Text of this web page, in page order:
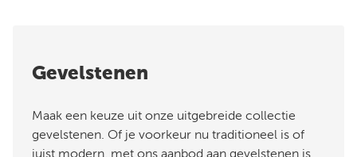
Gevelstenen
Maak een keuze uit onze uitgebreide collectie
gevelstenen. Of je voorkeur nu traditioneel is of